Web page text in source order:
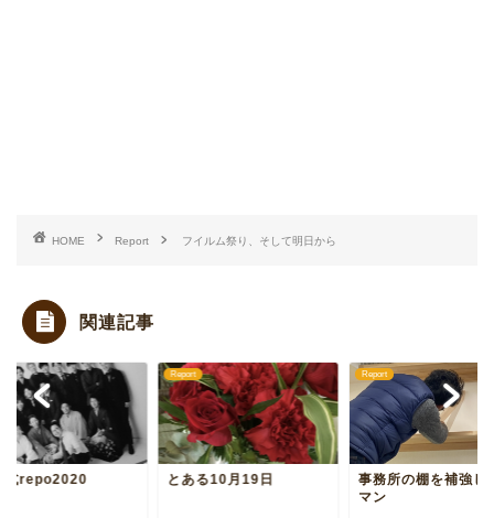
HOME Report フイルム祭り、そして明日から
関連記事
る10月19日
Report
事務所の棚を補強したい
Report
成人式repo2020